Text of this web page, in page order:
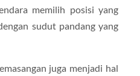
memilih posisi yang
sudut pandang yang
juga menjadi hal